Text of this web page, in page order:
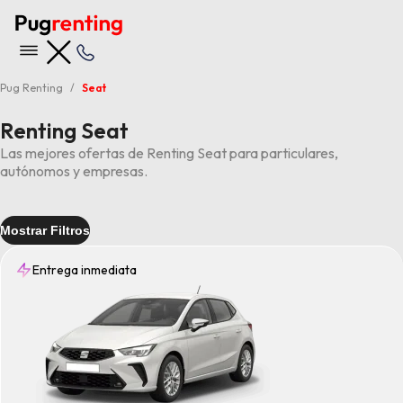
Pug Renting Seat
Renting Seat
Las mejores ofertas de Renting Seat para particulares,
autónomos y empresas.
Mostrar Filtros
Entrega
Inmediata(3)
Rápida(1)
Entrega inmediata